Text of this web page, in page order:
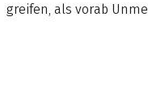
greifen, als vorab